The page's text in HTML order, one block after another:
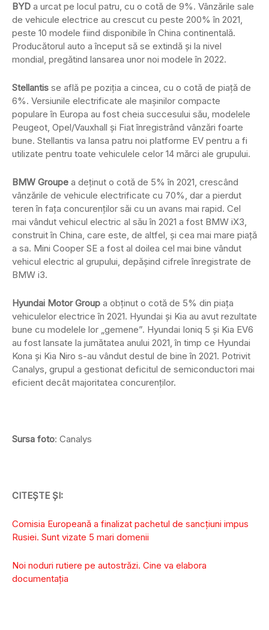
BYD a urcat pe locul patru, cu o cotă de 9%. Vânzările sale
de vehicule electrice au crescut cu peste 200% în 2021,
peste 10 modele fiind disponibile în China continentală.
Producătorul auto a început să se extindă și la nivel
mondial, pregătind lansarea unor noi modele în 2022.
Stellantis se află pe poziția a cincea, cu o cotă de piață de
6%. Versiunile electrificate ale mașinilor compacte
populare în Europa au fost cheia succesului său, modelele
Peugeot, Opel/Vauxhall și Fiat înregistrând vânzări foarte
bune. Stellantis va lansa patru noi platforme EV pentru a fi
utilizate pentru toate vehiculele celor 14 mărci ale grupului.
BMW Groupe a deținut o cotă de 5% în 2021, crescând
vânzările de vehicule electrificate cu 70%, dar a pierdut
teren în fața concurenților săi cu un avans mai rapid. Cel
mai vândut vehicul electric al său în 2021 a fost BMW iX3,
construit în China, care este, de altfel, și cea mai mare piață
a sa. Mini Cooper SE a fost al doilea cel mai bine vândut
vehicul electric al grupului, depășind cifrele înregistrate de
BMW i3.
Hyundai Motor Group a obținut o cotă de 5% din piața
vehiculelor electrice în 2021. Hyundai și Kia au avut rezultate
bune cu modelele lor „gemene”. Hyundai Ioniq 5 și Kia EV6
au fost lansate la jumătatea anului 2021, în timp ce Hyundai
Kona și Kia Niro s-au vândut destul de bine în 2021. Potrivit
Canalys, grupul a gestionat deficitul de semiconductori mai
eficient decât majoritatea concurenților.
Sursa foto: Canalys
CITEȘTE ȘI:
Comisia Europeană a finalizat pachetul de sancțiuni impus
Rusiei. Sunt vizate 5 mari domenii
Noi noduri rutiere pe autostrăzi. Cine va elabora
documentația